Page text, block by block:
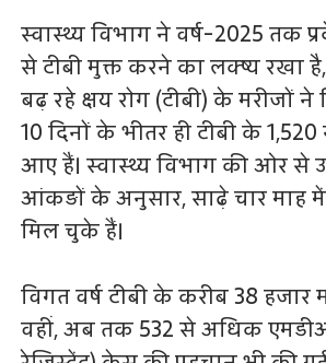
स्वास्थ्य विभाग ने वर्ष-2025 तक
से टीबी मुक्त करने का लक्ष्य रखा
बढ़ रहे क्षय रोग (टीबी) के मरीजों ने
10 दिनों के भीतर ही टीबी के
आए हैं। स्वास्थ्य विभाग की ओर से
आंकड़ों के अनुसार, साढ़े चार माह में
मिल चुके हैं।
विगत वर्ष टीबी के करीब 38 हजार
वहीं, अब तक 532 से अधिक